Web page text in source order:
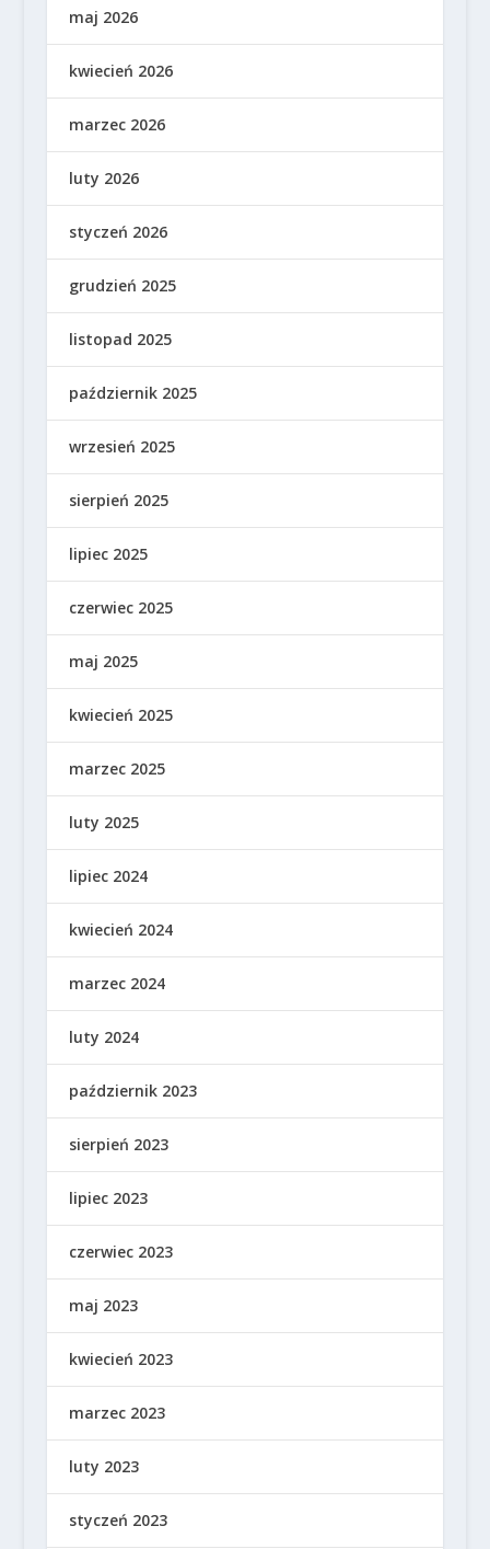
maj 2026
kwiecień 2026
marzec 2026
luty 2026
styczeń 2026
grudzień 2025
listopad 2025
październik 2025
wrzesień 2025
sierpień 2025
lipiec 2025
czerwiec 2025
maj 2025
kwiecień 2025
marzec 2025
luty 2025
lipiec 2024
kwiecień 2024
marzec 2024
luty 2024
październik 2023
sierpień 2023
lipiec 2023
czerwiec 2023
maj 2023
kwiecień 2023
marzec 2023
luty 2023
styczeń 2023